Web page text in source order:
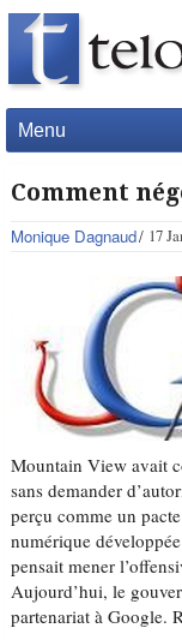
Menu
Comment
Monique Dagnaud 17
Mountain View avait
sans demander
perçu comme un
numérique
pensait mener
Aujourd’hui, le
partenariat à Google.